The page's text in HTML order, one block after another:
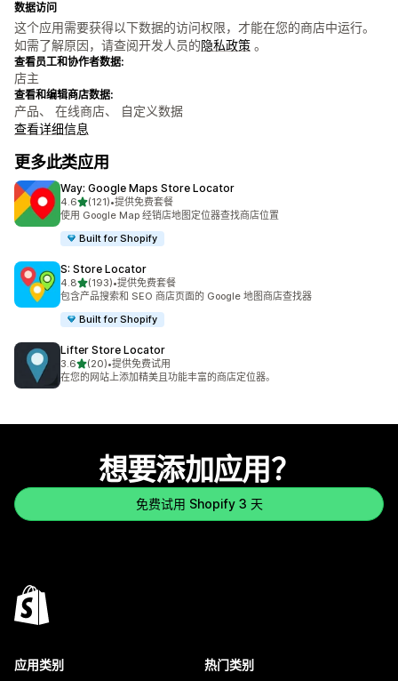
数据访问
这个应用需要获得以下数据的访问权限，才能在您的商店中运行。
如需了解原因，请查阅开发人员的隐私政策 。
查看员工和协作者数据:
店主
查看和编辑商店数据:
产品、 在线商店、 自定义数据
查看详细信息
更多此类应用
Way: Google Maps Store Locator
4.6星（满分 5 星）
(121)
总共 121 条评论
•提供免费套餐
使用 Google Map 经销店地图定位器查找商店位置
Built for Shopify
S: Store Locator
4.8星（满分 5 星）
(193)
总共 193 条评论
•提供免费套餐
包含产品搜索和 SEO 商店页面的 Google 地图商店查找器
Built for Shopify
Lifter Store Locator
3.6星（满分 5 星）
(20)
总共 20 条评论
•提供免费试用
在您的网站上添加精美且功能丰富的商店定位器。
想要添加应用？
免费试用 Shopify 3 天
应用类别 热门类别